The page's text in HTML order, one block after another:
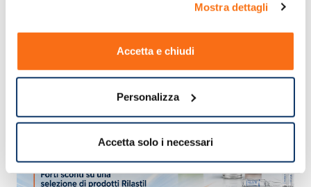
Mostra dettagli
Accetta e chiudi
Personalizza
Accetta solo i necessari